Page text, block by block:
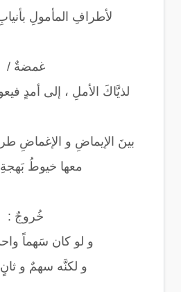
لأطرافِ المأمولِ
غمضةٌ /
لذيَّاكَ الأملِ ، إلى أمدٍ
بينَ الإيماضِ و الإغماضِ
معها خيوطُ
خُروجٌ :
و لو كان سَهماً
و لكنَّه سهمٌ و